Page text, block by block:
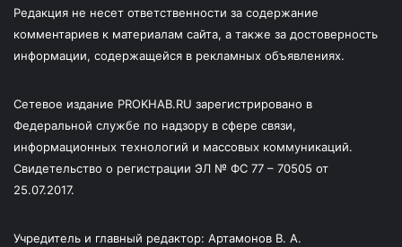
Редакция не несет ответственности за содержание
комментариев к материалам сайта, а также за достоверность
информации, содержащейся в рекламных объявлениях.
Сетевое издание PROKHAB.RU зарегистрировано в
Федеральной службе по надзору в сфере связи,
информационных технологий и массовых коммуникаций.
Свидетельство о регистрации ЭЛ № ФС 77 – 70505 от
25.07.2017.
Учредитель и главный редактор: Артамонов В. А.